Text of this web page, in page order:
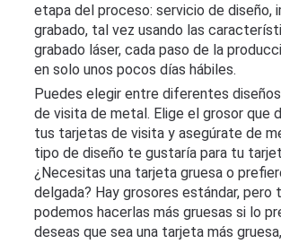
etapa del proceso: servicio de diseño,
grabado, tal vez usando las
grabado láser, cada paso de la
en solo unos pocos días hábiles.
Puedes elegir entre diferentes
de visita de metal. Elige el grosor que
tus tarjetas de visita y asegúrate de
tipo de diseño te gustaría para tu
¿Necesitas una tarjeta gruesa o
delgada? Hay grosores estándar, pero
podemos hacerlas más gruesas si lo
deseas que sea una tarjeta más